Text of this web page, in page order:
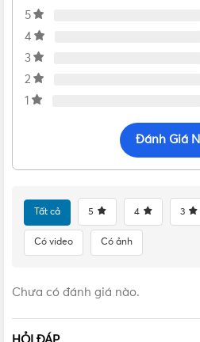
Đóng gói 10 cái/hộp, 200 cái/
Bảo hành: 12 tháng
Xuất xứ: Thái Lan
Đặc điểm của công tắc B 1
5
4
3
2
1
Đánh Giá
Tất cả 5 4 3
Có video Có ảnh
Chưa có đánh giá nào.